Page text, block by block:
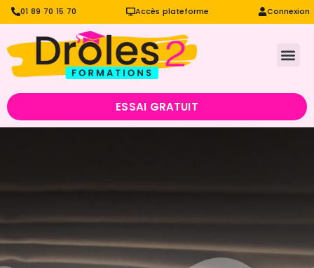
01 89 70 15 70 Accès plateforme Connexion
ESSAI GRATUIT